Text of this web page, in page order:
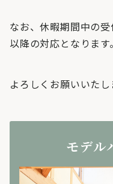
なお、休暇期間中の受
以降の対応となります。
よろしくお願いいたし
モデル